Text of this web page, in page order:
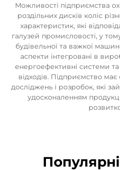
Можливості підприємства
роздільних дисків коліс
характеристик, які
галузей промисловості, у
будівельної та важкої
аспекти інтегровані в
енергоефективні системи
відходів. Підприємство має
досліджень і розробок, які
удосконаленням